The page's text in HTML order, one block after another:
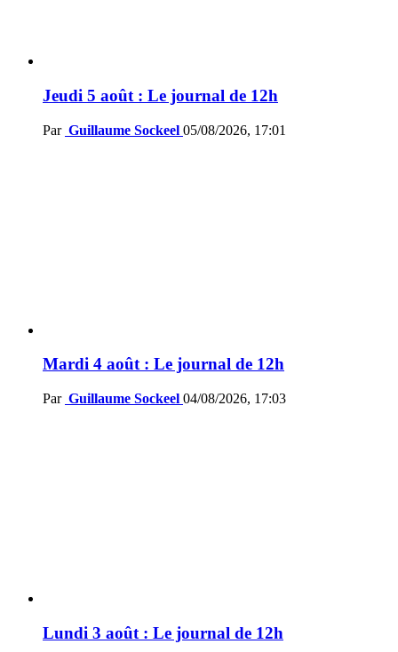
Jeudi 5 août : Le journal de 12h
Par Guillaume Sockeel 05/08/2026, 17:01
Mardi 4 août : Le journal de 12h
Par Guillaume Sockeel 04/08/2026, 17:03
Lundi 3 août : Le journal de 12h